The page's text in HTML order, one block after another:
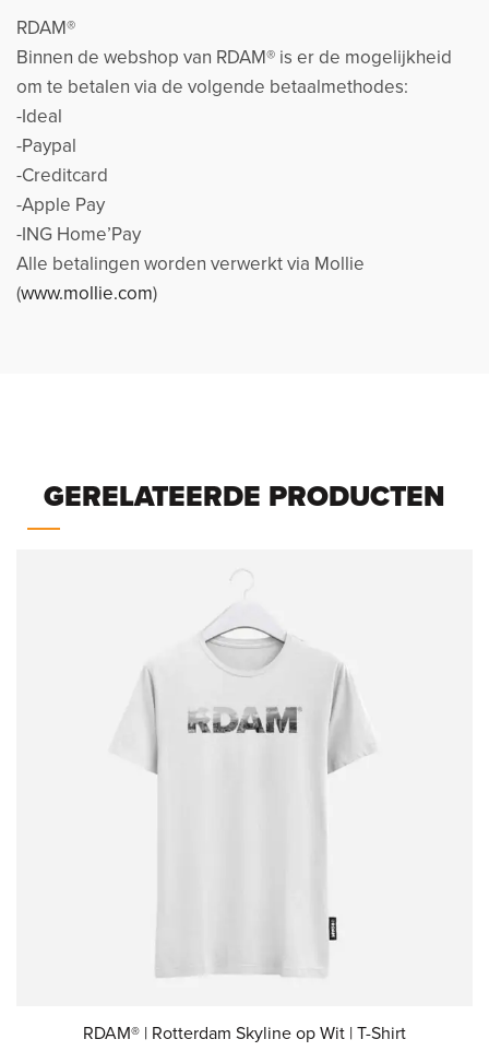
RDAM®
Binnen de webshop van RDAM® is er de mogelijkheid
om te betalen via de volgende betaalmethodes:
-Ideal
-Paypal
-Creditcard
-Apple Pay
-ING Home’Pay
Alle betalingen worden verwerkt via Mollie
(www.mollie.com)
GERELATEERDE PRODUCTEN
RDAM® | Rotterdam Skyline op Wit | T-Shirt